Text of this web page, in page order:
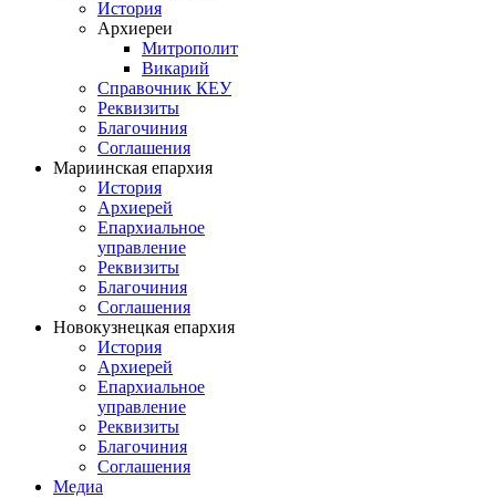
История
Архиереи
Митрополит
Викарий
Справочник КЕУ
Реквизиты
Благочиния
Соглашения
Мариинская епархия
История
Архиерей
Епархиальное
управление
Реквизиты
Благочиния
Соглашения
Новокузнецкая епархия
История
Архиерей
Епархиальное
управление
Реквизиты
Благочиния
Соглашения
Медиа